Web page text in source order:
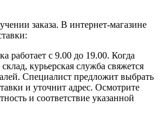
заказа. В интернет-магазине
работает с 9.00 до 19.00. Когда
курьерская служба свяжется
Специалист предложит выбрать
и уточнит адрес. Осмотрите
и соответствие указанной